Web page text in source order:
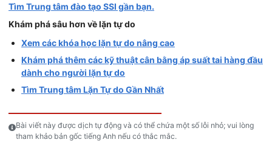
Tìm Trung tâm đào tạo SSI gần bạn.
Khám phá sâu hơn về lặn tự do
Xem các khóa học lặn tự do nâng cao
Khám phá thêm các kỹ thuật cân bằng áp suất tai hàng đầu
dành cho người lặn tự do
Tìm Trung tâm Lặn Tự do Gần Nhất
Bài viết này được dịch tự động và có thể chứa một số lỗi nhỏ; vui lòng
tham khảo bản gốc tiếng Anh nếu có thắc mắc.